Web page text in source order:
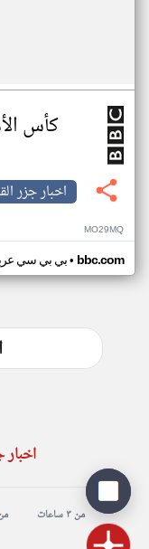
كأس
اخبار جزر
MO29MQ
بي بي سي• bbc.com
من ٣ ساعات من ٦